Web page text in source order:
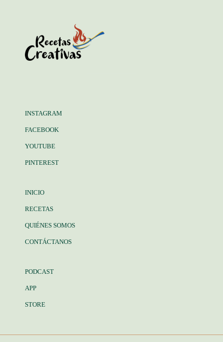
INSTAGRAM
FACEBOOK
YOUTUBE
PINTEREST
INICIO
RECETAS
QUIÉNES SOMOS
CONTÁCTANOS
PODCAST
APP
STORE